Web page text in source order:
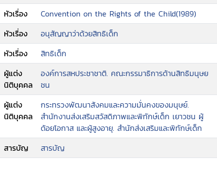
หัวเรื่อง
Convention on the Rights of the Child(1989)
หัวเรื่อง
อนุสัญญาว่าด้วยสิทธิเด็ก
หัวเรื่อง
สิทธิเด็ก
ผู้แต่ง
นิติบุคคล
องค์การสหประชาชาติ. คณะกรรมาธิการด้านสิทธิมนุษย
ชน
ผู้แต่ง
นิติบุคคล
กระทรวงพัฒนาสังคมและความมั่นคงของมนุษย์.
สำนักงานส่งเสริมสวัสดิภาพและพิทักษ์เด็ก เยาวชน ผู้
ด้อยโอกาส และผู้สูงอายุ. สำนักส่งเสริมและพิทักษ์เด็ก
สารบัญ
สารบัญ